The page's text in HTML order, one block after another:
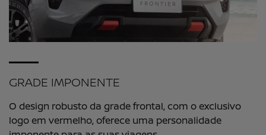
GRADE IMPONENTE
O design robusto da grade frontal, com o exclusivo
logo em vermelho, oferece uma personalidade